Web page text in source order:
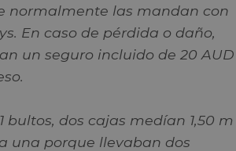
normalmente las mandan con
En caso de pérdida o daño,
un seguro incluido de 20 AUD
bultos, dos cajas medían 1,50 m
una porque llevaban dos